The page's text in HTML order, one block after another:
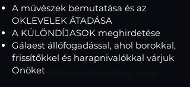
A művészek bemutatása és az
OKLEVELEK ÁTADÁSA
A KÜLÖNDÍJASOK meghirdetése
Gálaest állófogadással, ahol borokkal,
frissítőkkel és harapnivalókkal várjuk
Önöket